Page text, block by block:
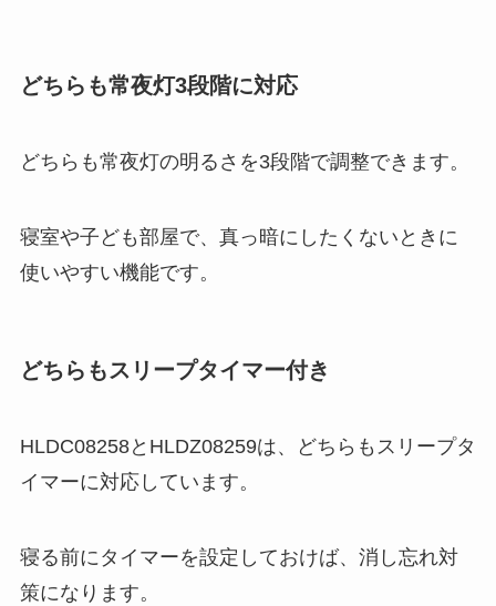
どちらも常夜灯3段階に対応
どちらも常夜灯の明るさを3段階で調整できます。
寝室や子ども部屋で、真っ暗にしたくないときに
使いやすい機能です。
どちらもスリープタイマー付き
HLDC08258とHLDZ08259は、どちらもスリープタ
イマーに対応しています。
寝る前にタイマーを設定しておけば、消し忘れ対
策になります。